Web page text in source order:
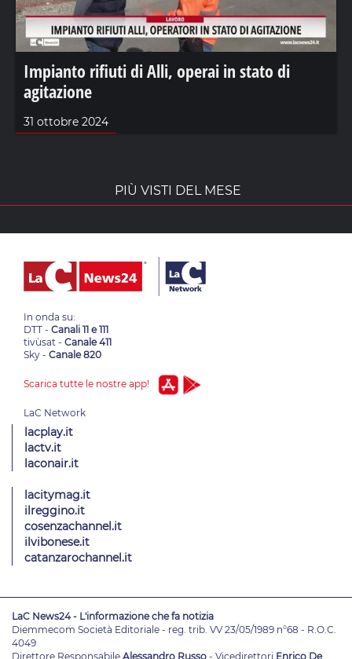
Impianto rifiuti di Alli, operai in stato di
agitazione
31 ottobre 2024
PIÙ VISTI DEL MESE
In onda su:
DTT - Canali 11 e 111
tivùsat - Canale 411
Sky - Canale 820
Scarica tutte le nostre app!
lacplay.it
lactv.it
laconair.it
lacitymag.it
ilreggino.it
cosenzachannel.it
ilvibonese.it
catanzarochannel.it
LaC News24 - L'informazione che fa notizia
Diemmecom Società Editoriale - reg. trib. VV 23/05/1989 n°68 - R.O.C.
4049
Direttore Responsabile Alessandro Russo - Vicedirettori Enrico De